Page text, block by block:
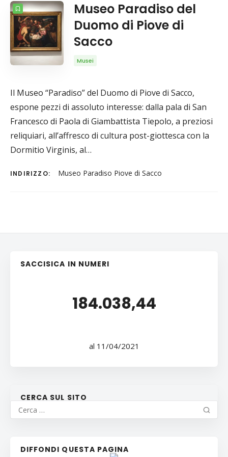
Museo Paradiso del
Duomo di Piove di
Sacco
Musei
Il Museo “Paradiso” del Duomo di Piove di Sacco,
espone pezzi di assoluto interesse: dalla pala di San
Francesco di Paola di Giambattista Tiepolo, a preziosi
reliquiari, all’affresco di cultura post-giottesca con la
Dormitio Virginis, al…
INDIRIZZO: Museo Paradiso Piove di Sacco
SACCISICA IN NUMERI
184.038,44
al 11/04/2021
CERCA SUL SITO
DIFFONDI QUESTA PAGINA